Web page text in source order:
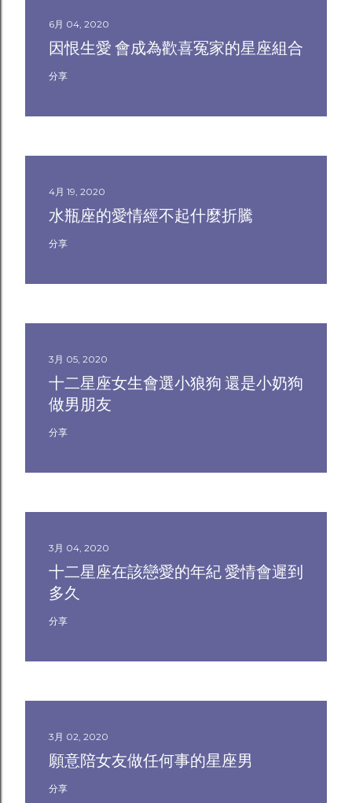
6月 04, 2020
因恨生愛 會成為歡喜冤家的星座組合
分享
4月 19, 2020
水瓶座的愛情經不起什麼折騰
分享
3月 05, 2020
十二星座女生會選小狼狗 還是小奶狗
做男朋友
分享
3月 04, 2020
十二星座在該戀愛的年紀 愛情會遲到
多久
分享
3月 02, 2020
願意陪女友做任何事的星座男
分享